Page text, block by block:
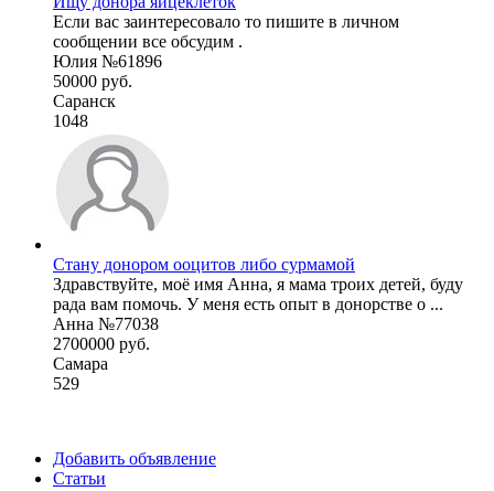
Если вас заинтересовало то пишите в личном
сообщении все обсудим .
Юлия №61896
50000 руб.
Саранск
1048
Стану донором ооцитов либо сурмамой
Здравствуйте, моё имя Анна, я мама троих детей, буду
рада вам помочь. У меня есть опыт в донорстве о ...
Анна №77038
2700000 руб.
Самара
529
Добавить объявление
Статьи